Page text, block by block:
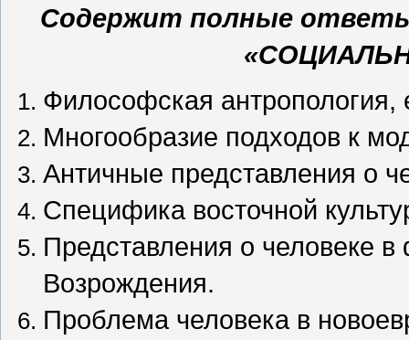
Содержит полные ответы
Философская антропология,
Многообразие подходов к
Античные представления о
Специфика восточной
Представления о человеке
Возрождения.
Проблема человека в